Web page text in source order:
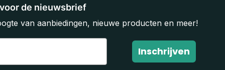
de nieuwsbrief
van aanbiedingen, nieuwe producten en meer!
Inschrijven